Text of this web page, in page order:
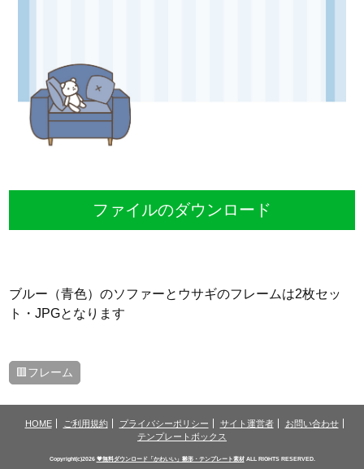
ファイルのダウンロード
ブルー（青色）のソファーとウサギのフレームは2枚セッ
ト・JPGとなります
🟥フレーム
HOME ご利用規約 プライバシーポリシー サイト運営者
お問い合わせ
テンプレートボックス
Copyright(c)2026 💗無料ダウンロード「かわいい」雛形・テンプレート素材ALL RIGHTS RESERVED.